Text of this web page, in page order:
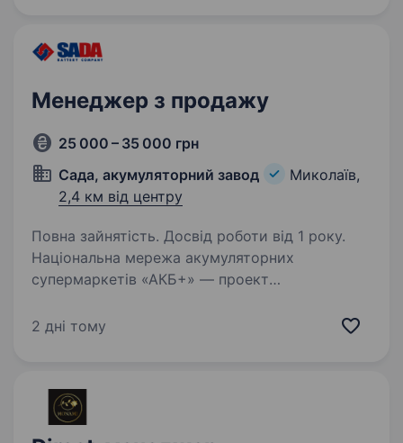
Менеджер з продажу
25 000 – 35 000 грн
Сада, акумуляторний завод
Миколаїв,
2,4 км від центру
Повна зайнятість. Досвід роботи від 1 року.
Національна мережа акумуляторних
супермаркетів «АКБ+» — проект
спеціалізується на випуску та дистрибьюціі
2 дні тому